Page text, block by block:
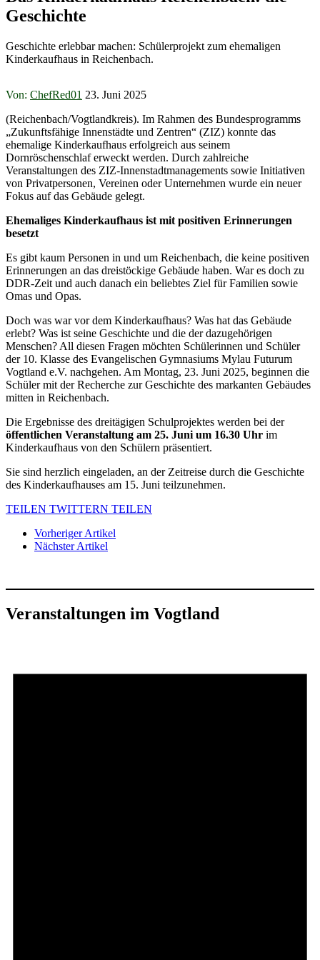
Geschichte
Geschichte erlebbar machen: Schülerprojekt zum ehemaligen
Kinderkaufhaus in Reichenbach.
Von: ChefRed01 23. Juni 2025
(Reichenbach/Vogtlandkreis). Im Rahmen des Bundesprogramms
„Zukunftsfähige Innenstädte und Zentren“ (ZIZ) konnte das
ehemalige Kinderkaufhaus erfolgreich aus seinem
Dornröschenschlaf erweckt werden. Durch zahlreiche
Veranstaltungen des ZIZ-Innenstadtmanagements sowie Initiativen
von Privatpersonen, Vereinen oder Unternehmen wurde ein neuer
Fokus auf das Gebäude gelegt.
Ehemaliges Kinderkaufhaus ist mit positiven Erinnerungen
besetzt
Es gibt kaum Personen in und um Reichenbach, die keine positiven
Erinnerungen an das dreistöckige Gebäude haben. War es doch zu
DDR-Zeit und auch danach ein beliebtes Ziel für Familien sowie
Omas und Opas.
Doch was war vor dem Kinderkaufhaus? Was hat das Gebäude
erlebt? Was ist seine Geschichte und die der dazugehörigen
Menschen? All diesen Fragen möchten Schülerinnen und Schüler
der 10. Klasse des Evangelischen Gymnasiums Mylau Futurum
Vogtland e.V. nachgehen. Am Montag, 23. Juni 2025, beginnen die
Schüler mit der Recherche zur Geschichte des markanten Gebäudes
mitten in Reichenbach.
Die Ergebnisse des dreitägigen Schulprojektes werden bei der
öffentlichen Veranstaltung am 25. Juni um 16.30 Uhr im
Kinderkaufhaus von den Schülern präsentiert.
Sie sind herzlich eingeladen, an der Zeitreise durch die Geschichte
des Kinderkaufhauses am 15. Juni teilzunehmen.
TEILEN TWITTERN TEILEN
Vorheriger Artikel
Nächster Artikel
Veranstaltungen im Vogtland